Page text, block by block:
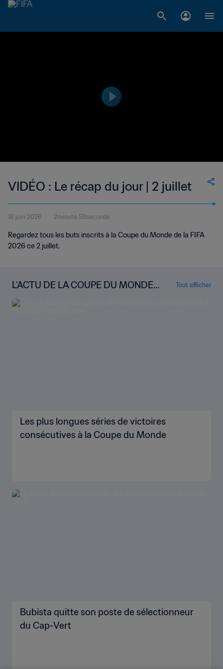
VIDÉO : Le récap du jour | 2 juillet
16 juin 2026 2minute 59seconde
Regardez tous les buts inscrits à la Coupe du Monde de la FIFA
2026 ce 2 juillet.
L’ACTU DE LA COUPE DU MONDE
DE LA FIFA 2026™
Tout afficher
Les plus longues séries de victoires
consécutives à la Coupe du Monde
Bubista quitte son poste de sélectionneur
du Cap-Vert